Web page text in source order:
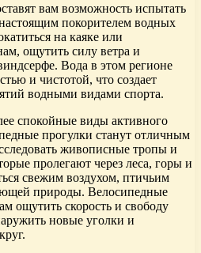
вам возможность испытать
покорителем водных
на каяке или
ощутить силу ветра и
Вода в этом регионе
и чистотой, что создает
водными видами спорта.
спокойные виды активного
прогулки станут отличным
живописные тропы и
пролегают через леса, горы и
свежим воздухом, птичьим
природы. Велосипедные
ощутить скорость и свободу
новые уголки и